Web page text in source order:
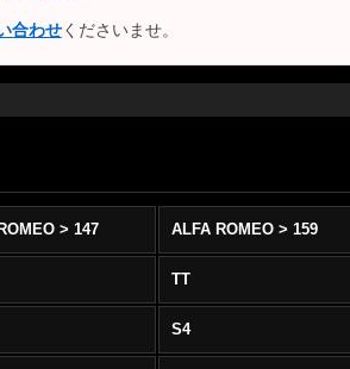
合わせくださいませ。
> 147 ALFA ROMEO > 159
TT
S4